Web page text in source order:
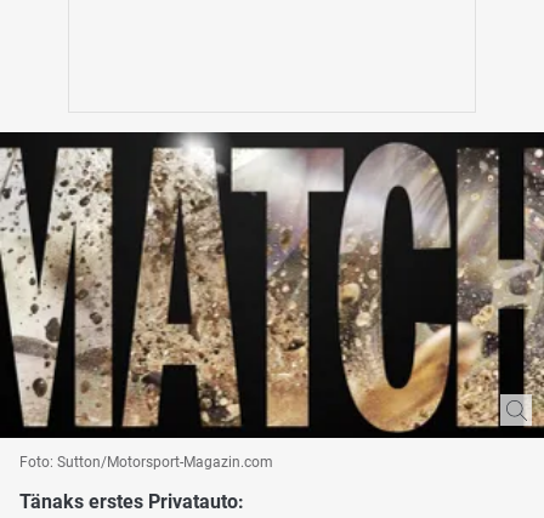
Foto: Sutton/Motorsport-Magazin.com
Tänaks erstes Privatauto: